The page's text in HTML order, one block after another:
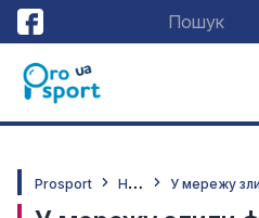
Prosport Н
овини